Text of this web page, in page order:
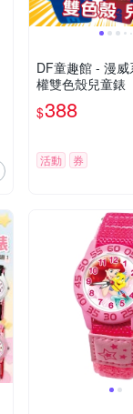
DF童趣館 - 漫
權雙色殼兒童錶
$388
活動 券